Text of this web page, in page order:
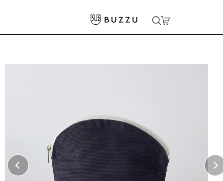
ポーチ >キャンバスシェルポーチ